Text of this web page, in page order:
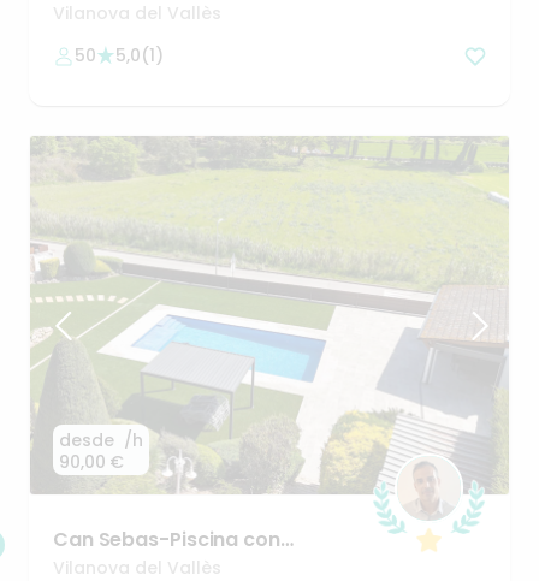
Vilanova del Vallès
50
5,0(1)
desde
90,00 €
/h
Can Sebas-Piscina con
jardín+bbq+parque
Vilanova del Vallès